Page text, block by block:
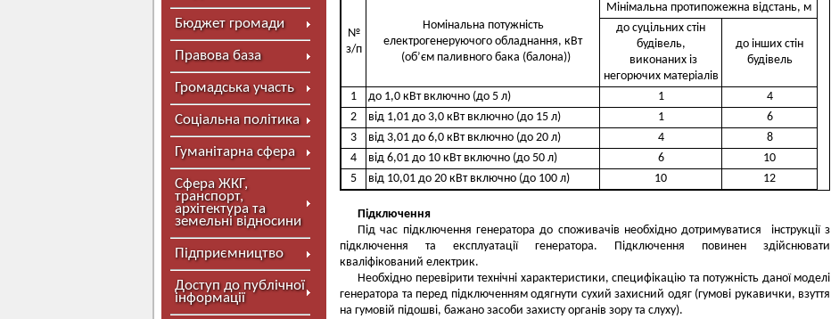
Бюджет громади
Правова база
Громадська участь
Соціальна політика
Гуманітарна сфера
Сфера ЖКГ,
транспорт,
архітектура та
земельні відносини
Підприємництво
Доступ до публічної
інформації
№
з/п
Номінальна потужність
електрогенеруючого обладнання, кВт
(об’єм паливного бака (балона))
Мінімальна протипожежна відстань, м
до суцільних стін
будівель,
виконаних із
негорючих матеріалів
до інших стін
будівель
1 до 1,0 кВт включно (до 5 л) 1
4
2
від 1,01 до 3,0 кВт включно (до 15 л) 1
6
3
від 3,01 до 6,0 кВт включно (до 20 л) 4
8
4
від 6,01 до 10 кВт включно (до 50 л) 6
10
5
від 10,01 до 20 кВт включно (до 100 л) 10 12
Підключення
Під час підключення генератора до споживачів необхідно дотримуватися інструкції з
підключення та експлуатації генератора. Підключення повинен здійснювати
кваліфікований електрик.
Необхідно перевірити технічні характеристики, специфікацію та потужність даної моделі
генератора та перед підключенням одягнути сухий захисний одяг (гумові рукавички, взуття
на гумовій підошві, бажано засоби захисту органів зору та слуху).